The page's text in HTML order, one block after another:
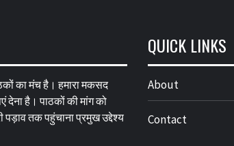
का मंच है। हमारा मकसद
है। पाठकों की मांग को
तक पहुंचाना प्रमुख उद्देश्य
QUICK LINKS
About
Contact